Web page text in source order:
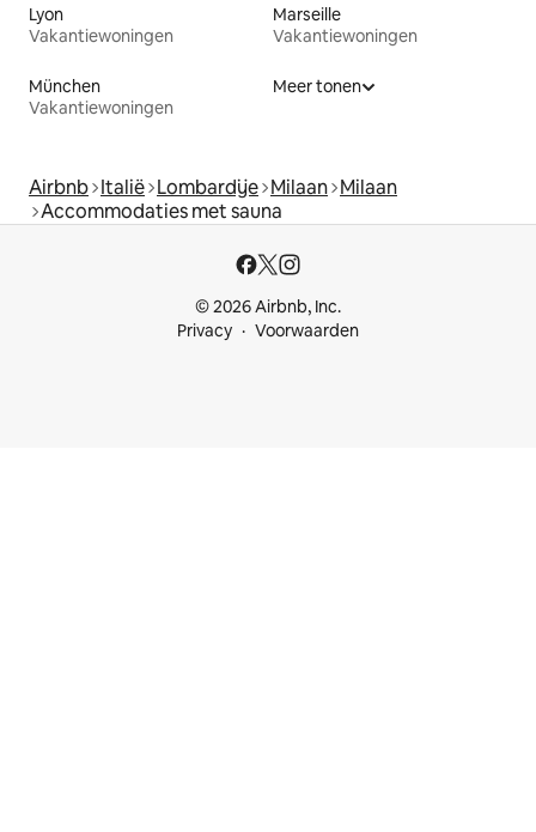
Lyon
Vakantiewoningen
Marseille
Vakantiewoningen
München
Vakantiewoningen
Meer tonen
Airbnb Italië Lombardije Milaan Milaan
Accommodaties met sauna
© 2026 Airbnb, Inc.
Privacy
Voorwaarden